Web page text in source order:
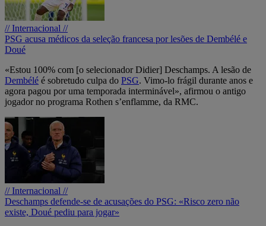
// Internacional //
PSG acusa médicos da seleção francesa por lesões de Dembélé e
Doué
«Estou 100% com [o selecionador Didier] Deschamps. A lesão de
Dembélé é sobretudo culpa do PSG. Vimo-lo frágil durante anos e
agora pagou por uma temporada interminável», afirmou o antigo
jogador no programa Rothen s’enflamme, da RMC.
// Internacional //
Deschamps defende-se de acusações do PSG: «Risco zero não
existe, Doué pediu para jogar»